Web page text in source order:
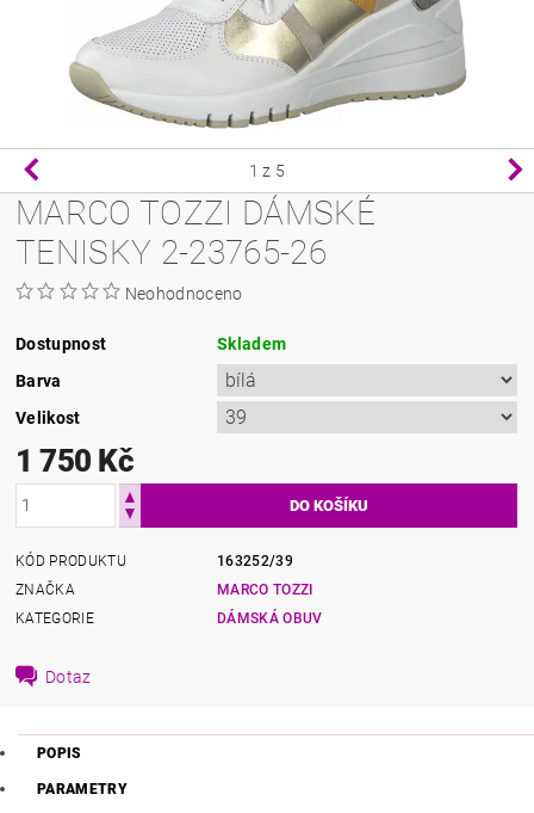
1 z 5
MARCO TOZZI DÁMSKÉ
TENISKY 2-23765-26
Neohodnoceno
Dostupnost
Skladem
Barva
Velikost
1 750 Kč
KÓD PRODUKTU
163252/39
ZNAČKA
MARCO TOZZI
KATEGORIE
DÁMSKÁ OBUV
Dotaz
POPIS
PARAMETRY